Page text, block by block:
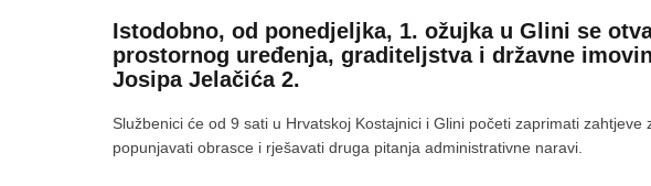
Istodobno, od ponedjeljka, 1. ožujka u Glini se
prostornog uređenja, graditeljstva i državne
Josipa Jelačića 2.
Službenici će od 9 sati u Hrvatskoj Kostajnici i Glini početi zaprimati
popunjavati obrasce i rješavati druga pitanja administrativne naravi.